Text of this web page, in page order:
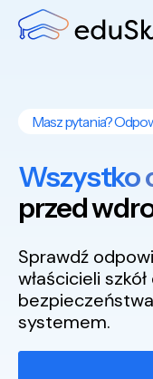
Masz pytania?
Wszystko
przed
Sprawdź
właścicieli
systemem.